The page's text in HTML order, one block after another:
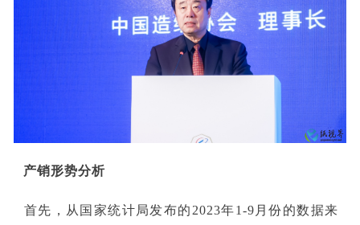
产销形势分析
先，从国家统计局发布的2023年1-9月份的数据来